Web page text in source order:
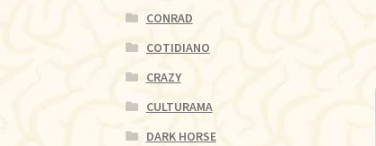
CONRAD
COTIDIANO
CRAZY
CULTURAMA
DARK HORSE